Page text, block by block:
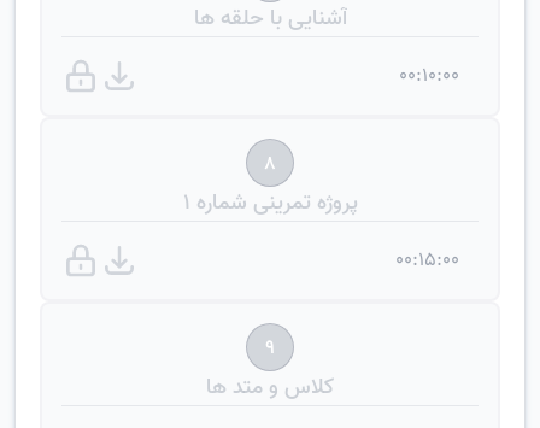
آشنایی با حلقه ها
00:10:00
8
پروژه تمرینی شماره 1
00:15:00
9
کلاس و متد ها